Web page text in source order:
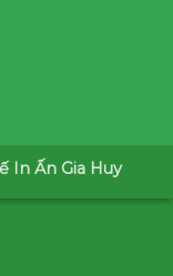
In Ấn Gia Huy